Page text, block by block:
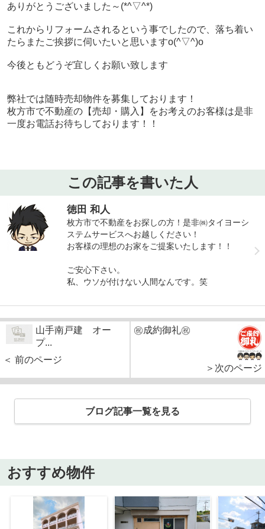
ありがとうございました～(*^▽^*)
これからリフォームされるという事でしたので、落ち着い
たらまたご挨拶に伺いたいと思いますo(^▽^)o
今後ともどうぞ宜しくお願い致します
弊社では随時売却物件を募集しております！
枚方市で不動産の【売却・購入】をお考えのお客様は是非
一度お電話お待ちしております！！
この記事を書いた人
徳田 和人
枚方市で不動産をお探しの方！是非㈱タイヨーシ
ステムサービスへお越しください！
お客様の理想のお家をご提案いたします！！
ご安心下さい。
私、ウソが付けない人間なんです。笑
山手南戸建 オー
プ...
＜ 前のページ
㊗成約御礼㊗
＞次のページ
ブログ記事一覧を見る
おすすめ物件